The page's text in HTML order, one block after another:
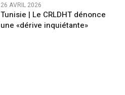
26 AVRIL 2026
Tunisie | Le CRLDHT dénonce
une «dérive inquiétante»